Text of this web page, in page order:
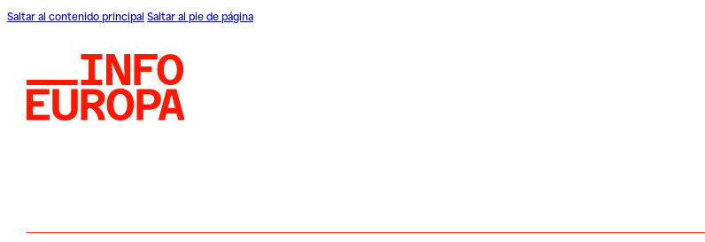
Saltar al contenido principal Saltar al pie de página